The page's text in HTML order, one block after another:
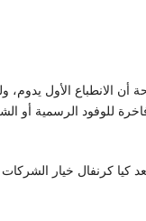
أن الانطباع الأول يدوم،
للوفود الرسمية أو
تعد كيا كرنفال خيار